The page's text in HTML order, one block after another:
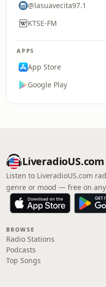
@lasuavecita97.1
KTSE-FM
APPS
App Store
Google Play
LiveradioUS.com
Listen to LiveradioUS.com
genre or mood — free on
BROWSE
Radio Stations
Podcasts
Top Songs